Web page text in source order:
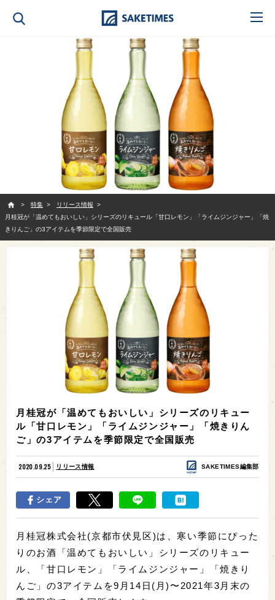
特集
リリース情報
月桂冠が「温めてもおいしい」シリーズのリキュール「甘口レモン」「ライムジンジャー」「焼
きりんご」の3アイテムを季節限定で全国販売
月桂冠が「温めてもおいしい」シリーズのリキュー
ル「甘口レモン」「ライムジンジャー」「焼きりん
ご」の3アイテムを季節限定で全国販売
2020.09.25 リリース情報 SAKETIMES編集部
シェア
月桂冠株式会社(京都市伏見区)は、寒い季節にぴった
りのお酒「温めてもおいしい」シリーズのリキュー
ル、「甘口レモン」「ライムジンジャー」「焼きり
んご」の3アイテムを9月14日(月)〜2021年3月末の